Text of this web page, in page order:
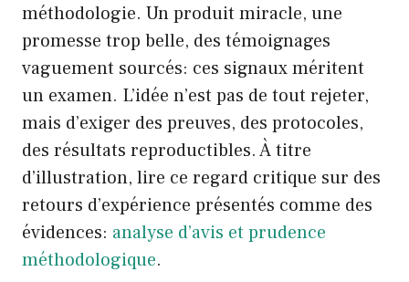
méthodologie. Un produit miracle, une
promesse trop belle, des témoignages
vaguement sourcés: ces signaux méritent
un examen. L’idée n’est pas de tout rejeter,
mais d’exiger des preuves, des protocoles,
des résultats reproductibles. À titre
d’illustration, lire ce regard critique sur des
retours d’expérience présentés comme des
évidences: analyse d’avis et prudence
méthodologique.